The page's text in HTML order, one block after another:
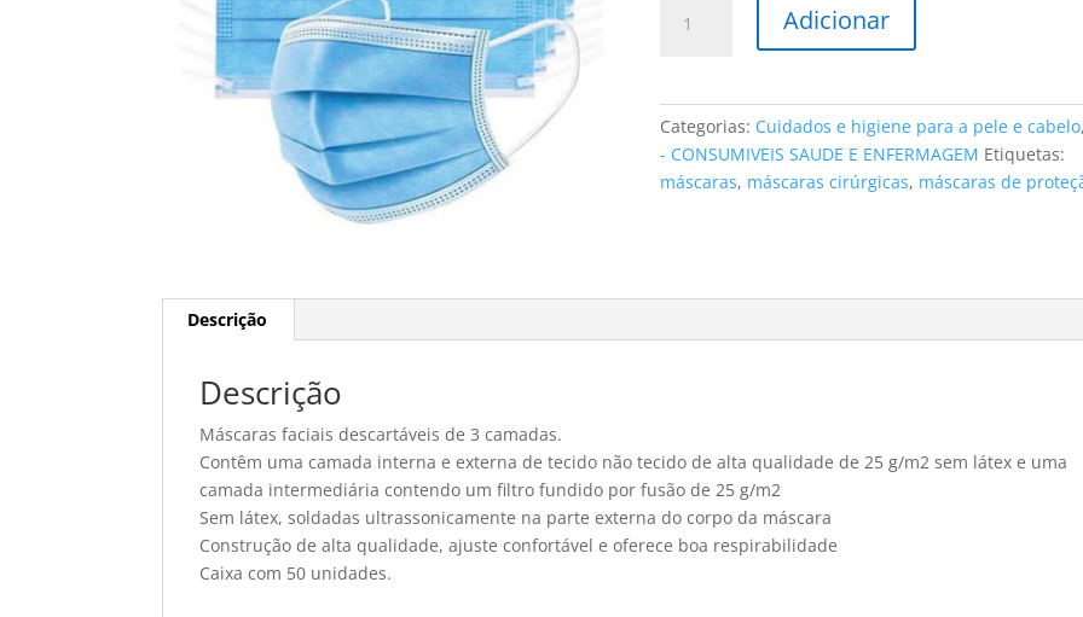
uni)
Adicionar
Categorias: Cuidados e higiene para a pele e cabelo,
- CONSUMIVEIS SAUDE E ENFERMAGEM Etiquetas:
máscaras, máscaras cirúrgicas, máscaras de
Descrição
Descrição
Máscaras faciais descartáveis de 3 camadas.
Contêm uma camada interna e externa de tecido não tecido de alta qualidade de 25 g/m2 sem látex e uma
camada intermediária contendo um filtro fundido por fusão de 25 g/m2
Sem látex, soldadas ultrassonicamente na parte externa do corpo da máscara
Construção de alta qualidade, ajuste confortável e oferece boa respirabilidade
Caixa com 50 unidades.